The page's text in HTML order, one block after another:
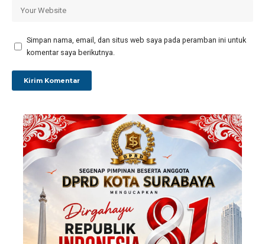
Simpan nama, email, dan situs web saya pada peramban ini untuk
komentar saya berikutnya.